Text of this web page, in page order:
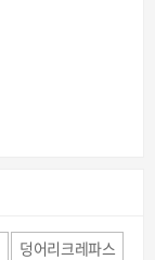
덩어리크레파스